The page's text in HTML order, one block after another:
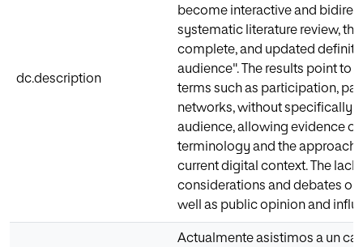
dc.description
become interactive and
systematic literature review,
complete, and updated
audience". The results point to
terms such as participation,
networks, without specifically
audience, allowing evidence of
terminology and the approach
current digital context. The
considerations and debates
well as public opinion and
Actualmente asistimos a un